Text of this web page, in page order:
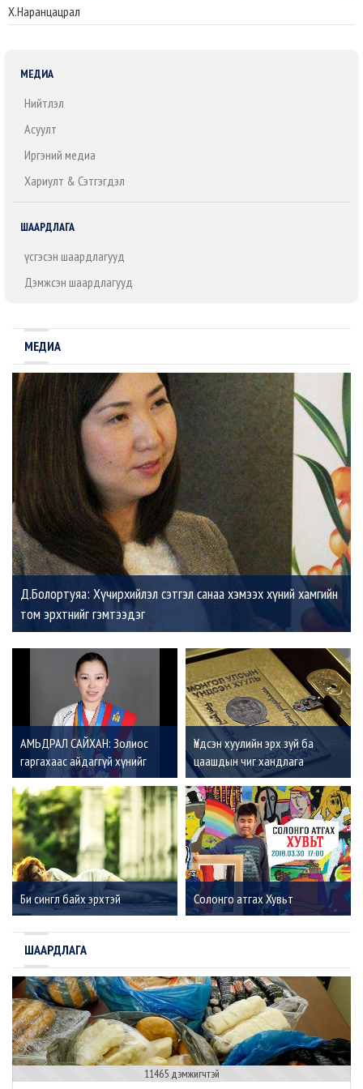
Х.Наранцацрал
МЕДИА
Нийтлэл
Асуулт
Иргэний медиа
Хариулт & Сэтгэгдэл
ШААРДЛАГА
Үүсгэсэн шаардлагууд
Дэмжсэн шаардлагууд
МЕДИА
Д.Болортуяа: Хүчирхийлэл сэтгэл санаа хэмээх хүний хамгийн
том эрхтнийг гэмтээдэг
АМЬДРАЛ САЙХАН: Золиос
гаргахаас айдаггүй хүнийг
амжилт үргэлж дагадаг
Үндсэн хуулийн эрх зүй ба
цаашдын чиг хандлага
Би сингл байх эрхтэй Солонго атгах Хувьт
ШААРДЛАГА
11465 дэмжигчтэй